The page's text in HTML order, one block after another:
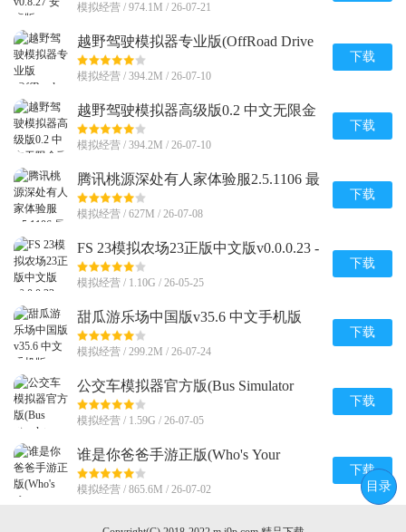
模拟经营 / 974.1M / 26-07-21
越野驾驶模拟器专业版(OffRoad Drive
Pro)0.2 中文安卓最新版
模拟经营 / 394.2M / 26-07-10
下载
越野驾驶模拟器高级版0.2 中文无限金
币版
模拟经营 / 394.2M / 26-07-10
下载
腾讯桃源深处有人家体验服2.5.1106 最
新版
模拟经营 / 627M / 26-07-08
下载
FS 23模拟农场23正版中文版v0.0.0.23 -
Google 谷歌版
模拟经营 / 1.10G / 26-05-25
下载
甜瓜游乐场中国版v35.6 中文手机版
模拟经营 / 299.2M / 26-07-24
下载
公交车模拟器官方版(Bus Simulator
Ultimate)v2.2.8 安卓完整直装版
模拟经营 / 1.59G / 26-07-05
下载
谁是你爸爸手游正版(Who's Your
Daddy)v1.0.0 安卓免费版
模拟经营 / 865.6M / 26-07-02
下载
目录